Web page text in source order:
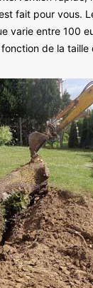
fait pour vous.
varie entre 100
de la taille